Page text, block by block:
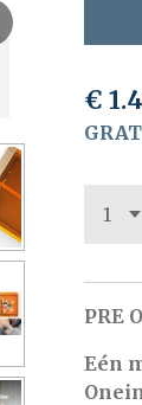
€
PRE
Eén